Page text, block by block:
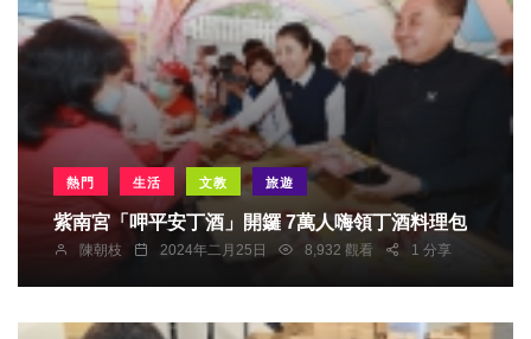
熱門 生活 文教 旅遊
紫南宮「呷平安丁酒」開鑼 7萬人嗨領丁酒料理包
陳朝枝 2024年二月25日 8,932 觀看 1 分享